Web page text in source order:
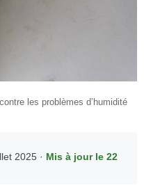
les problèmes d’humidité
2025 · Mis à jour le 22